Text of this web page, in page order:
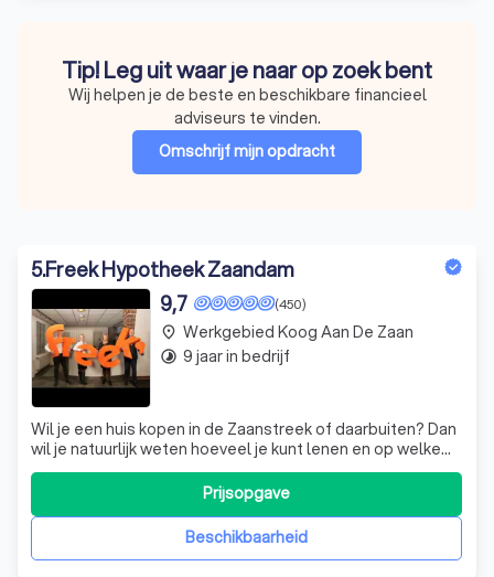
Tip! Leg uit waar je naar op zoek bent
Wij helpen je de beste en beschikbare financieel
adviseurs te vinden.
Omschrijf mijn opdracht
5.Freek Hypotheek Zaandam
(450)
9,7
Wil je een huis kopen in de Zaanstreek of daarbuiten? Dan
wil je natuurlijk weten hoeveel je kunt lenen en op welke
belangrijke zaken je moet letten. Wij zorgen daar met zijn
vijven voor en we gaan verder dan andere
hypotheekadviseurs. Freek zorgt voor je hypotheek, ook
na de notaris! Natuurlijk doeBeschikbaarheid
Prijsopgave
place Werkgebied Koog Aan De Zaan
timelapse 9 jaar in bedrijf